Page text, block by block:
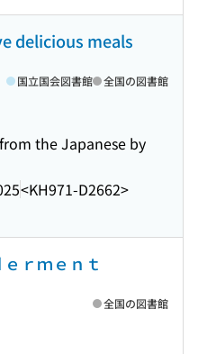
delicious meals
the Japanese by
<KH971-D2662>
国立国会図書館 全国の図書館
ｒｍｅｎｔ
全国の図書館